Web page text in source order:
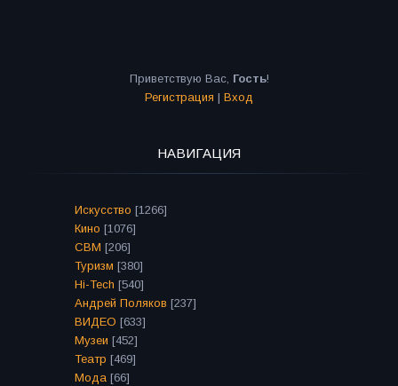
Приветствую Вас, Гость!
Регистрация | Вход
НАВИГАЦИЯ
Искусство [1266]
Кино [1076]
СВМ [206]
Туризм [380]
Hi-Tech [540]
Андрей Поляков [237]
ВИДЕО [633]
Музеи [452]
Театр [469]
Мода [66]